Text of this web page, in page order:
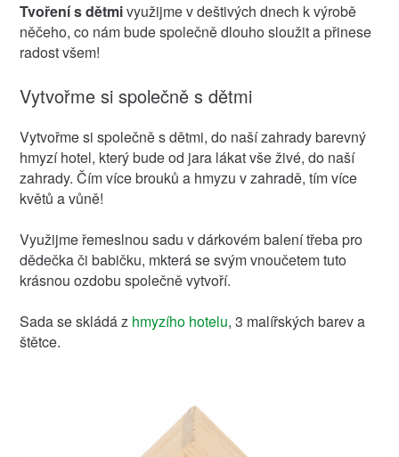
Tvoření s dětmivyužijme v deštivých dnech k výrobě
něčeho, co nám bude společně dlouho sloužit a přinese
radost všem!
Vytvořme si společně s dětmi
Vytvořme si společně s dětmi, do naší zahrady barevný
hmyzí hotel, který bude od jara lákat vše živé, do naší
zahrady. Čím více brouků a hmyzu v zahradě, tím více
květů a vůně!
Využijme řemeslnou sadu v dárkovém balení třeba pro
dědečka či babičku, mkterá se svým vnoučetem tuto
krásnou ozdobu společně vytvoří.
Sada se skládá z hmyzího hotelu, 3 malířských barev a
štětce.